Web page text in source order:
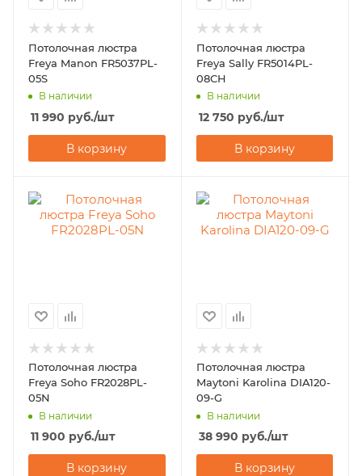
Потолочная люстра
Freya Manon FR5037PL-
05S
В наличии
11 990 руб./шт
В корзину
Потолочная люстра
Freya Sally FR5014PL-
08CH
В наличии
12 750 руб./шт
В корзину
Потолочная люстра
Freya Soho FR2028PL-
05N
В наличии
11 900 руб./шт
В корзину
Потолочная люстра
Maytoni Karolina DIA120-
09-G
В наличии
38 990 руб./шт
В корзину